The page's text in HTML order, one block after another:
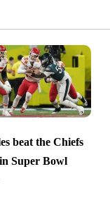
beat the Chiefs
Super Bowl